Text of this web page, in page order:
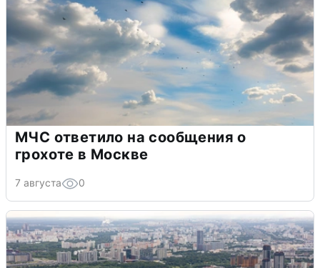
МЧС ответило на сообщения о
грохоте в Москве
7 августа 0